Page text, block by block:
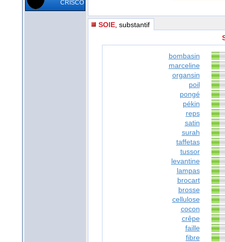
CRISCO
SOIE , substantif
bombasin
marceline
organsin
poil
pongé
pékin
reps
satin
surah
taffetas
tussor
levantine
lampas
brocart
brosse
cellulose
cocon
crêpe
faille
fibre